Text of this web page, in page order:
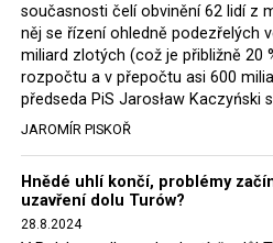
Rozhodnutí polského ministra
německé, české a polské
představit, že by o takové věci
Bodnar. Musel získat politický
Stále jsou totiž platné
že důl i elektrárna jsou –
polského energetického mixu –
se svými dceřinými
současnosti čelí obvinění 62 lidí z
něj se řízení ohledně podezřelých
miliard zlotých (což je přibližně 20
rozpočtu a v přepočtu asi 600
předseda PiS Jarosław Kaczyński
JAROMÍR PISKOŘ
Hnědé uhlí končí, problémy
uzavření dolu Turów?
28.8.2024